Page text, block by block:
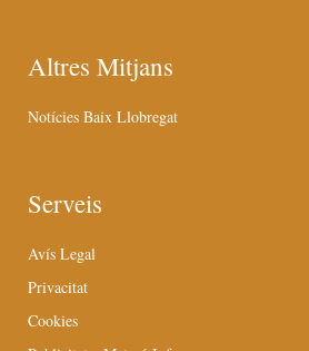
Altres Mitjans
Notícies Baix Llobregat
Serveis
Avís Legal
Privacitat
Cookies